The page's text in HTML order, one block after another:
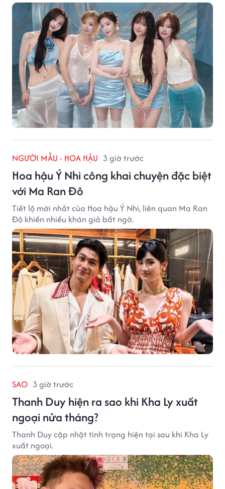
NGƯỜI MẪU - HOA HẬU 3 giờ trước
Hoa hậu Ý Nhi công khai chuyện đặc biệt
với Ma Ran Đô
Tiết lộ mới nhất của Hoa hậu Ý Nhi, liên quan Ma Ran
Đô khiến nhiều khán giả bất ngờ.
SAO 3 giờ trước
Thanh Duy hiện ra sao khi Kha Ly xuất
ngoại nửa tháng?
Thanh Duy cập nhật tình trạng hiện tại sau khi Kha Ly
xuất ngoại.